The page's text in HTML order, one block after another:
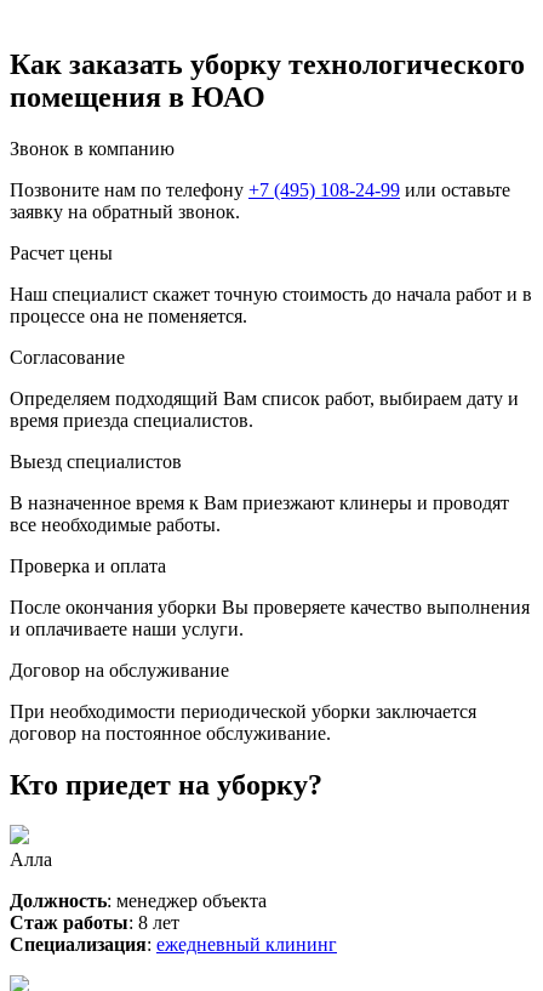
Как заказать уборку технологического
помещения в ЮАО
Звонок в компанию
Позвоните нам по телефону +7 (495) 108-24-99 или оставьте
заявку на обратный звонок.
Расчет цены
Наш специалист скажет точную стоимость до начала работ и в
процессе она не поменяется.
Согласование
Определяем подходящий Вам список работ, выбираем дату и
время приезда специалистов.
Выезд специалистов
В назначенное время к Вам приезжают клинеры и проводят
все необходимые работы.
Проверка и оплата
После окончания уборки Вы проверяете качество выполнения
и оплачиваете наши услуги.
Договор на обслуживание
При необходимости периодической уборки заключается
договор на постоянное обслуживание.
Кто приедет на уборку?
Алла
Должность: менеджер объекта
Стаж работы: 8 лет
Специализация: ежедневный клининг